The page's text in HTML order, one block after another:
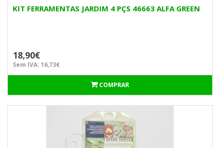
KIT FERRAMENTAS JARDIM 4 PÇS 46663 ALFA GREEN
18,90€
Sem IVA: 16,73€
COMPRAR